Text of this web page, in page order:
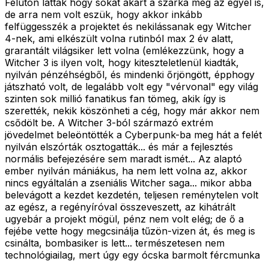
Félúton látták hogy sokat akart a szarka még az egyel is,
de arra nem volt eszük, hogy akkor inkább
felfüggesszék a projektet és nekilássanak egy Witcher
4-nek, ami elkészült volna rutinból max 2 év alatt,
grarantált világsiker lett volna (emlékezzünk, hogy a
Witcher 3 is ilyen volt, hogy kiteszteletlenül kiadták,
nyilván pénzéhségből, és mindenki őrjöngött, épphogy
játszható volt, de legalább volt egy "vérvonal" egy világ
szinten sok millió fanatikus fan tömeg, akik így is
szerették, nekik köszönheti a cég, hogy már akkor nem
csődölt be. A Witcher 3-ból származó extrém
jövedelmet beleöntötték a Cyberpunk-ba meg hát a felét
nyilván elszórták osztogatták... és már a fejlesztés
normális befejezésére sem maradt ismét... Az alaptó
ember nyilván mániákus, ha nem lett volna az, akkor
nincs egyáltalán a zseniális Witcher saga... mikor abba
belevágott a kezdet kezdetén, teljesen reménytelen volt
az egész, a regényíróval összeveszett, az kihátrált
ugyebár a projekt mögül, pénz nem volt elég; de ő a
fejébe vette hogy megcsinálja tűzön-vizen át, és meg is
csinálta, bombasiker is lett... természetesen nem
technológiailag, mert úgy egy ócska barmolt fércmunka